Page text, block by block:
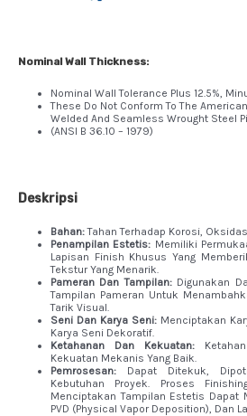
Nominal Wall Thickness:
Nominal Wall Tolerance Plus 12.5%,
These Do Not Conform To The
Welded And Seamless Wrought Steel
(ANSI B 36.10 – 1979)
Deskripsi
Bahan:Tahan Terhadap Korosi,
Penampilan Estetis: Memiliki
Lapisan Finish Khusus Yang
Tekstur Yang Menarik.
Pameran Dan Tampilan:Digunakan
Tampilan Pameran Untuk
Tarik Visual.
Seni Dan Karya Seni: Menciptakan
Karya Seni Dekoratif.
Ketahanan Dan Kekuatan:
Kekuatan Mekanis Yang Baik.
Pemrosesan: Dapat Ditekuk,
Kebutuhan Proyek. Proses
Menciptakan Tampilan Estetis Dapat
PVD (Physical Vapor Deposition), Dan